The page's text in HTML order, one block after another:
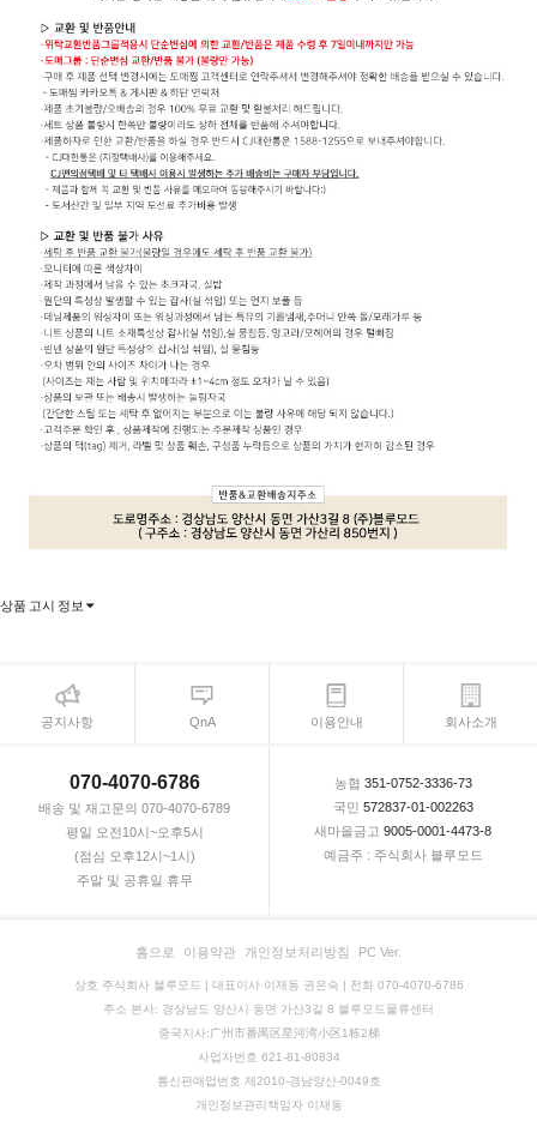
상품 고시 정보
공지사항 QnA 이용안내 회사소개
070-4070-6786
배송 및 재고문의 070-4070-6789
평일 오전10시~오후5시
(점심 오후12시~1시)
주말 및 공휴일 휴무
농협 351-0752-3336-73
국민 572837-01-002263
새마을금고 9005-0001-4473-8
예금주 : 주식회사 블루모드
홈으로 이용약관 개인정보처리방침 PC Ver.
상호 주식회사 블루모드 | 대표이사 이재동 권은숙 | 전화 070-4070-6786
주소 본사: 경상남도 양산시 동면 가산3길 8 블루모드물류센터
중국지사:广州市番禺区星河湾小区1栋2梯
사업자번호 621-81-80834
통신판매업번호 제2010-경남양산-0049호
개인정보관리책임자 이재동